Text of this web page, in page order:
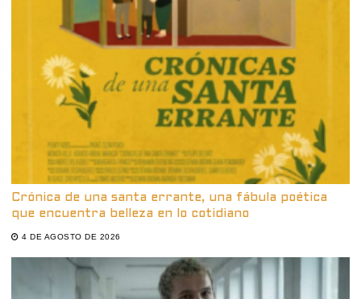
Crónica de una santa errante, una fábula poética
que encuentra belleza en lo cotidiano
4 DE AGOSTO DE 2026